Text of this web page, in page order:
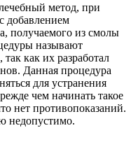
метод, при
добавлением
получаемого из смолы
называют
как их разработал
Данная процедура
для устранения
чем начинать такое
нет противопоказаний.
недопустимо.